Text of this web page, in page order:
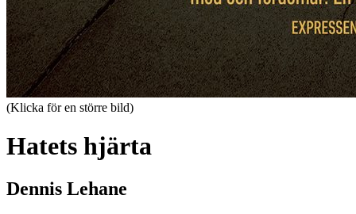
(Klicka för en större bild)
Hatets hjärta
Dennis Lehane